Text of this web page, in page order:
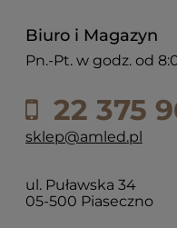
Biuro i Magazyn
Pn.-Pt. w godz. od
22 375
sklep@amled.pl
ul. Puławska 34
05-500 Piaseczno